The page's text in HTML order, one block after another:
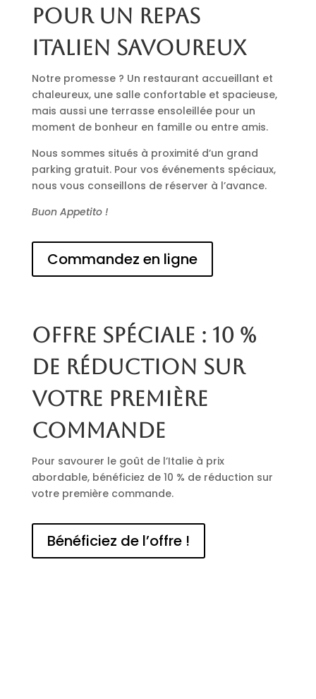
pour un repas
italien savoureux
Notre promesse ? Un restaurant accueillant et
chaleureux, une salle confortable et spacieuse,
mais aussi une terrasse ensoleillée pour un
moment de bonheur en famille ou entre amis.
Nous sommes situés à proximité d’un grand
parking gratuit. Pour vos événements spéciaux,
nous vous conseillons de réserver à l’avance.
Buon Appetito !
Commandez en ligne
Offre spéciale : 10 %
de réduction sur
votre première
commande
Pour savourer le goût de l’Italie à prix
abordable, bénéficiez de 10 % de réduction sur
votre première commande.
Bénéficiez de l’offre !